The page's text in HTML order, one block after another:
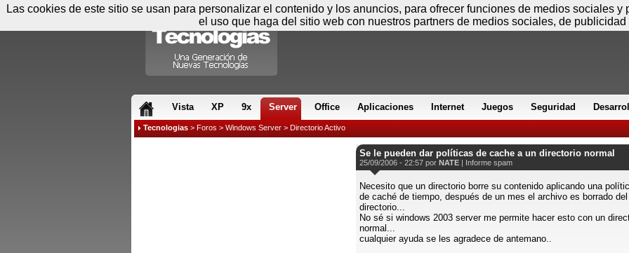
Vista XP 9x Server Office Aplicaciones Internet Juegos Seguridad
Tecnologias > Foros > Windows Server > Directorio Activo
Se le pueden dar políticas de cache a un directorio normal
25/09/2006 - 22:57 por NATE | Informe spam
Necesito que un directorio borre su contenido aplicando una
de caché de tiempo, después de un mes el archivo es borrado del
directorio...
No sé si windows 2003 server me permite hacer esto con un
normal...
cualquier ayuda se les agradece de antemano..
Las cookies de este sitio se usan para personalizar el contenido y los anuncios, para ofrecer funciones de medios sociales
el uso que haga del sitio web con nuestros partners de medios sociales, de